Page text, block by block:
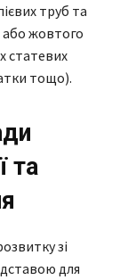
труб та
або жовтого
статевих
тощо).
та
зі
для